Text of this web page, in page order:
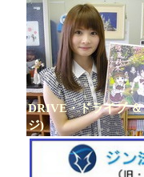
DRIVE・ドライブ
ジ)